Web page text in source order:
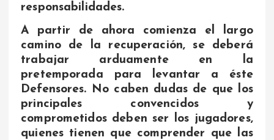
responsabilidades.
A partir de ahora comienza el largo
camino de la recuperación, se deberá
trabajar arduamente en la
pretemporada para levantar a éste
Defensores. No caben dudas de que los
principales convencidos y
comprometidos deben ser los jugadores,
quienes tienen que comprender que las